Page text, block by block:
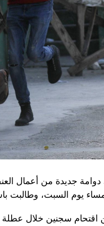
بودانوف، بناءً على
المشتبه فيهما اللذَين
المسؤولين الحكوميين.
كانت «تحت
سرّية» إلى روسيا،
«احتجازه كرهينة
مسيّرات ومتفجّرات.
الصيني شي جينبينغ
«الناتو»، على خلفية
إيمانويل ماكرون شي إلى
أن تسمح بحوار مباشر عن
بُعيد الظهر إلى
دوامة جديدة من أعمال
يوم السبت، وطالبت
سجنين خلال عطلة